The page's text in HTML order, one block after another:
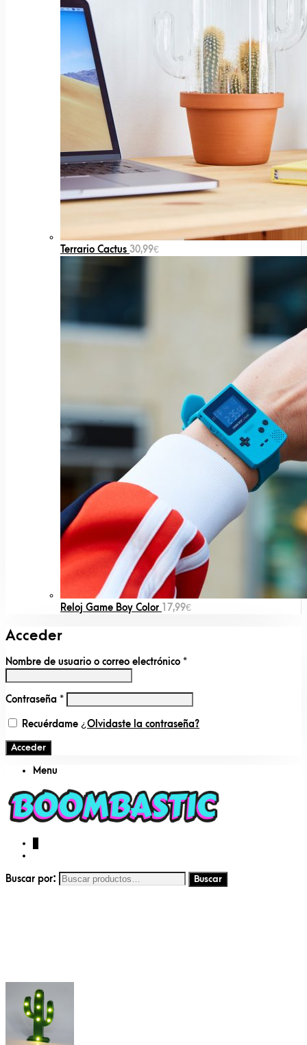
Terrario Cactus 30,99€
Reloj Game Boy Color 17,99€
Acceder
Nombre de usuario o correo electrónico *
Contraseña *
Recuérdame ¿Olvidaste la contraseña?
Acceder
Menu
Buscar por: